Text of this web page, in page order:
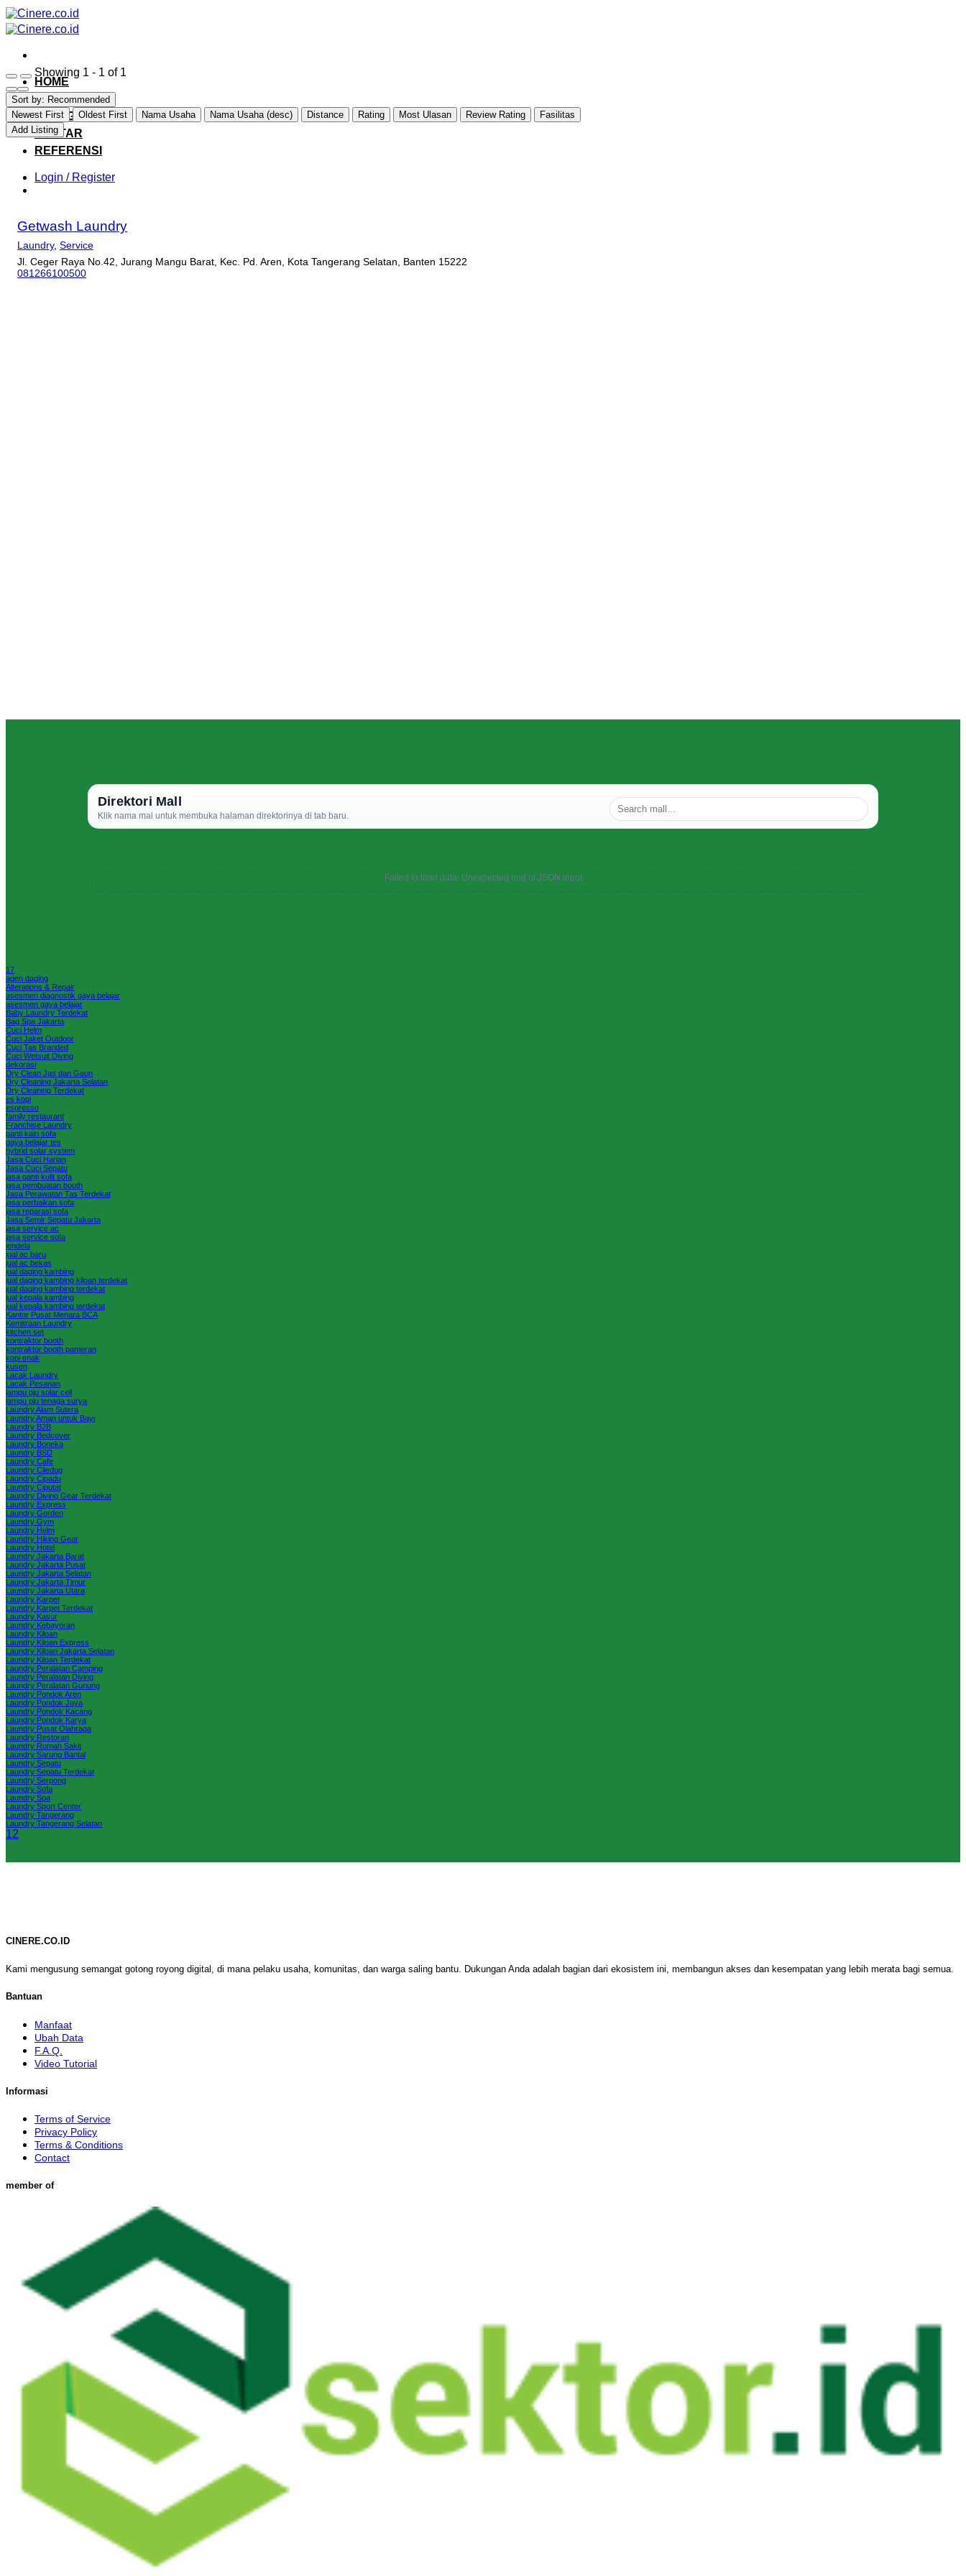
Skip
to
content
HOME
EXPLORE
CATEGORY
DAFTAR
REFERENSI
Login / Register
Showing 1 - 1 of 1
Sort by: Recommended
Newest First
Oldest First Nama Usaha Nama Usaha (desc) Distance Rating Most Ulasan Review Rating
Fasilitas
Add Listing
Getwash Laundry
Laundry, Service
Jl. Ceger Raya No.42, Jurang Mangu Barat, Kec. Pd. Aren, Kota Tangerang Selatan, Banten 15222
081266100500
Direktori Mall
Klik nama mal untuk membuka halaman direktorinya di tab baru.
Failed to load data: Unexpected end of JSON input
17
agen daging
Alterations & Repair
asesmen diagnostik gaya belajar
asesmen gaya belajar
Baby Laundry Terdekat
Bag Spa Jakarta
Cuci Helm
Cuci Jaket Outdoor
Cuci Tas Branded
Cuci Wetsuit Diving
dekorasi
Dry Clean Jas dan Gaun
Dry Cleaning Jakarta Selatan
Dry Cleaning Terdekat
es kopi
espresso
family restaurant
Franchise Laundry
ganti kain sofa
gaya belajar tes
hybrid solar system
Jasa Cuci Harian
Jasa Cuci Sepatu
jasa ganti kulit sofa
jasa pembuatan booth
Jasa Perawatan Tas Terdekat
jasa perbaikan sofa
jasa reparasi sofa
Jasa Semir Sepatu Jakarta
jasa service ac
jasa service sofa
jendela
jual ac baru
jual ac bekas
jual daging kambing
jual daging kambing kiloan terdekat
jual daging kambing terdekat
jual kepala kambing
jual kepala kambing terdekat
Kantor Pusat Menara BCA
Kemitraan Laundry
kitchen set
kontraktor booth
kontraktor booth pameran
kopi enak
kusen
Lacak Laundry
Lacak Pesanan
lampu pju solar cell
lampu pju tenaga surya
Laundry Alam Sutera
Laundry Aman untuk Bayi
Laundry B2B
Laundry Bedcover
Laundry Boneka
Laundry BSD
Laundry Cafe
Laundry Ciledug
Laundry Cipadu
Laundry Ciputat
Laundry Diving Gear Terdekat
Laundry Express
Laundry Gorden
Laundry Gym
Laundry Helm
Laundry Hiking Gear
Laundry Hotel
Laundry Jakarta Barat
Laundry Jakarta Pusat
Laundry Jakarta Selatan
Laundry Jakarta Timur
Laundry Jakarta Utara
Laundry Karpet
Laundry Karpet Terdekat
Laundry Kasur
Laundry Kebayoran
Laundry Kiloan
Laundry Kiloan Express
Laundry Kiloan Jakarta Selatan
Laundry Kiloan Terdekat
Laundry Peralatan Camping
Laundry Peralatan Diving
Laundry Peralatan Gunung
Laundry Pondok Aren
Laundry Pondok Jaya
Laundry Pondok Kacang
Laundry Pondok Karya
Laundry Pusat Olahraga
Laundry Restoran
Laundry Rumah Sakit
Laundry Sarung Bantal
Laundry Sepatu
Laundry Sepatu Terdekat
Laundry Serpong
Laundry Sofa
Laundry Spa
Laundry Sport Center
Laundry Tangerang
Laundry Tangerang Selatan
12
CINERE.CO.ID
Kami mengusung semangat gotong royong digital, di mana pelaku usaha, komunitas, dan warga saling bantu. Dukungan Anda adalah bagian dari ekosistem ini, membangun akses dan kesempatan yang lebih merata bagi semua.
Bantuan
Manfaat
Ubah Data
F.A.Q.
Video Tutorial
Informasi
Terms of Service
Privacy Policy
Terms & Conditions
Contact
member of